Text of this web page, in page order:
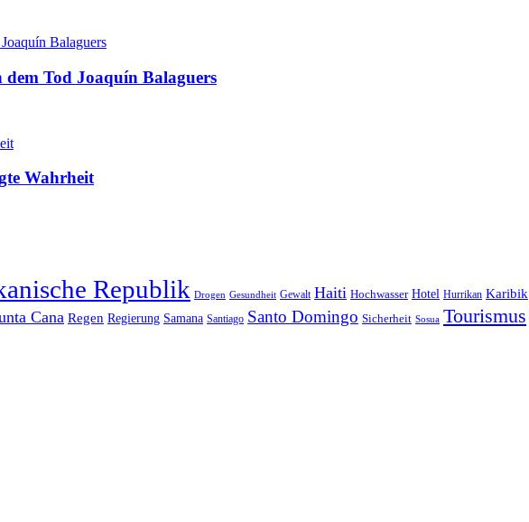
Tod Joaquín Balaguers
Wahrheit
Republik Drogen Gesundheit Gewalt Haiti Hochwasser Hotel Hurrikan Karibik
Cana Regen Regierung Samana Santiago Santo Domingo Sicherheit Sosua Tourismus